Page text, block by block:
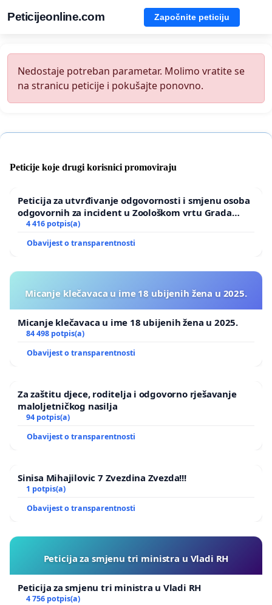
Peticijeonline.com Započnite peticiju
Nedostaje potreban parametar. Molimo vratite se
na stranicu peticije i pokušajte ponovno.
Peticije koje drugi korisnici promoviraju
Peticija za utvrđivanje odgovornosti i smjenu osoba
odgovornih za incident u Zoološkom vrtu Grada
Zagreba
4 416 potpis(a)
Obavijest o transparentnosti
Micanje klečavaca u ime 18 ubijenih žena u 2025.
Micanje klečavaca u ime 18 ubijenih žena u 2025.
84 498 potpis(a)
Obavijest o transparentnosti
Za zaštitu djece, roditelja i odgovorno rješavanje
maloljetničkog nasilja
94 potpis(a)
Obavijest o transparentnosti
Sinisa Mihajilovic 7 Zvezdina Zvezda!!!
1 potpis(a)
Obavijest o transparentnosti
Peticija za smjenu tri ministra u Vladi RH
Peticija za smjenu tri ministra u Vladi RH
4 756 potpis(a)